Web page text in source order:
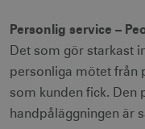
Personlig service –
Det som gör starkast
personliga mötet från
som kunden fick. Den
handpåläggningen är